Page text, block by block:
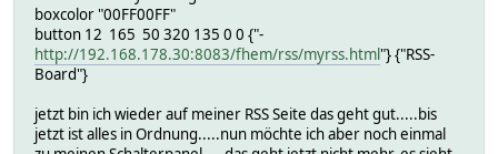
boxcolor "00FF00FF"
button 12 165 50 320 135 0 0 {"-
http://192.168.178.30:8083/fhem/rss/myrss.html"} {"RSS-
Board"}
jetzt bin ich wieder auf meiner RSS Seite das geht gut.....bis
jetzt ist alles in Ordnung.....nun möchte ich aber noch einmal